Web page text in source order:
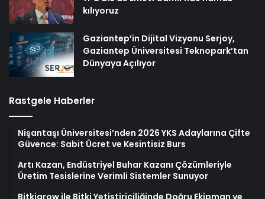
kılıyoruz
Gaziantep’in Dijital Vizyonu Serjoy,
Gaziantep Üniversitesi Teknopark’tan
Dünyaya Açılıyor
Rastgele Haberler
Nişantaşı Üniversitesi’nden 2026 YKS Adaylarına Çifte
Güvence: Sabit Ücret ve Kesintisiz Burs
Artı Kazan, Endüstriyel Buhar Kazanı Çözümleriyle
Üretim Tesislerine Verimli Sistemler Sunuyor